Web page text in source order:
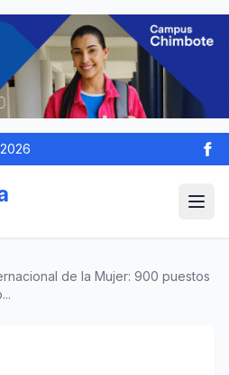
de la Mujer: 900 puestos